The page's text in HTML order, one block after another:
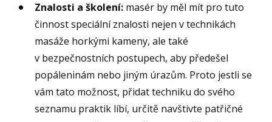
Znalosti a školení: masér by měl mít pro tuto
činnost speciální znalosti nejen v technikách
masáže horkými kameny, ale také
v bezpečnostních postupech, aby předešel
popáleninám nebo jiným úrazům. Proto jestli se
vám tato možnost, přidat techniku do svého
seznamu praktik líbí, určitě navštivte patřičné